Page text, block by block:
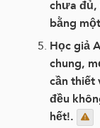
chưa đủ,
bằng
Học giả
chung,
cần
đều
hết!.